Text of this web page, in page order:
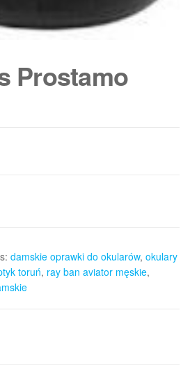
Prostamo
damskie oprawki do okularów, okulary
toruń, ray ban aviator męskie,